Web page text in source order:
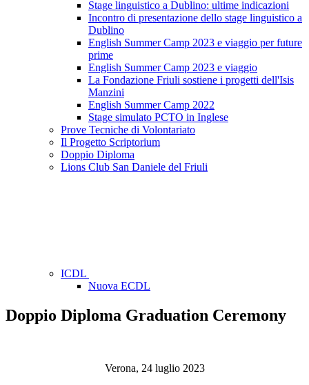
Stage linguistico a Dublino: ultime indicazioni
Incontro di presentazione dello stage linguistico a
Dublino
English Summer Camp 2023 e viaggio per future
prime
English Summer Camp 2023 e viaggio
La Fondazione Friuli sostiene i progetti dell'Isis
Manzini
English Summer Camp 2022
Stage simulato PCTO in Inglese
Prove Tecniche di Volontariato
Il Progetto Scriptorium
Doppio Diploma
Lions Club San Daniele del Friuli
ICDL
Nuova ECDL
Doppio Diploma Graduation Ceremony
Verona, 24 luglio 2023